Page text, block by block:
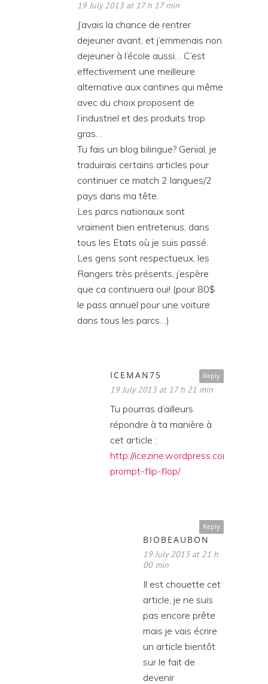
19 July 2013 at 17 h 17 min
J’avais la chance de rentrer
dejeuner avant, et j’emmenais non
dejeuner à l’école aussi… C’est
effectivement une meilleure
alternative aux cantines qui même
avec du choix proposent de
l’industriel et des produits trop
gras…
Tu fais un blog bilingue? Genial, je
traduirais certains articles pour
continuer ce match 2 langues/2
pays dans ma tête.
Les parcs nationaux sont
vraiment bien entretenus, dans
tous les Etats où je suis passé.
Les gens sont respectueux, les
Rangers très présents, j’espère
que ca continuera oui! (pour 80$
le pass annuel pour une voiture
dans tous les parcs…)
Reply
ICEMAN75
19 July 2013 at 17 h 21 min
Tu pourras d’ailleurs
répondre à ta manière à
cet article :
http://icezine.wordpress.com/2013/
prompt-flip-flop/
Reply
BIOBEAUBON
19 July 2013 at 21 h
00 min
Il est chouette cet
article, je ne suis
pas encore prête
mais je vais écrire
un article bientôt
sur le fait de
devenir